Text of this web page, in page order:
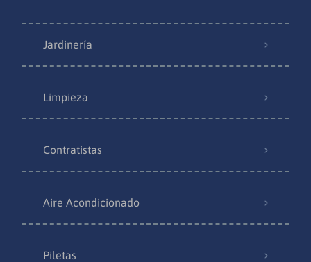
Jardinería
Limpieza
Contratistas
Aire Acondicionado
Piletas